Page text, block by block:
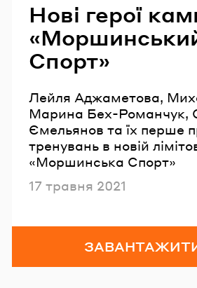
Нові герої
Спорт»
Лейля Аджаметова,
Марина Бех-Романчук,
Ємельянов та їх перше
тренувань в новій
«Моршинська Спорт»
Опубліковано
17 травня 2021